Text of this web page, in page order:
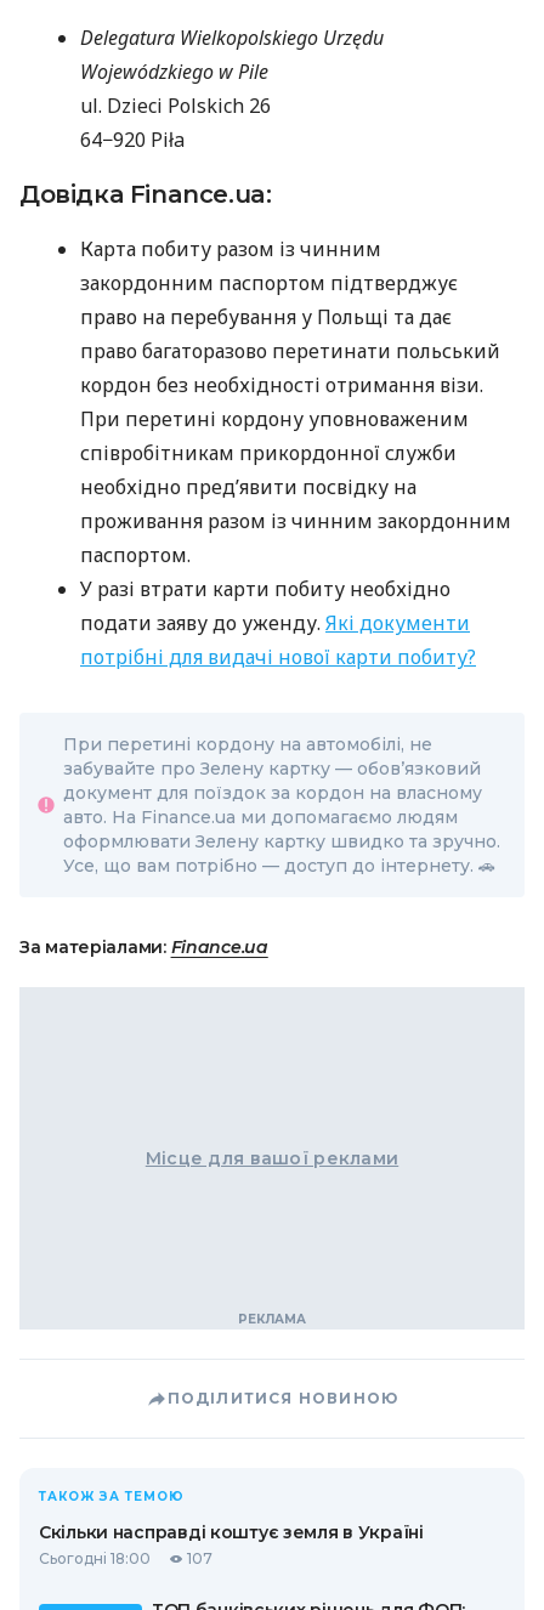
Delegatura Wielkopolskiego Urzędu
Wojewódzkiego w Pile
ul. Dzieci Polskich 26
64−920 Piła
Довідка Finance.ua:
Карта побиту разом із чинним
закордонним паспортом підтверджує
право на перебування у Польщі та дає
право багаторазово перетинати польський
кордон без необхідності отримання візи.
При перетині кордону уповноваженим
співробітникам прикордонної служби
необхідно пред’явити посвідку на
проживання разом із чинним закордонним
паспортом.
У разі втрати карти побиту необхідно
подати заяву до уженду. Які документи
потрібні для видачі нової карти побиту?
При перетині кордону на автомобілі, не
забувайте про Зелену картку — обов’язковий
документ для поїздок за кордон на власному
авто. На Finance.ua ми допомагаємо людям
оформлювати Зелену картку швидко та зручно.
Усе, що вам потрібно — доступ до інтернету. 🚗
За матеріалами: Finance.ua
Місце для вашої реклами
ПОДІЛИТИСЯ НОВИНОЮ
ТАКОЖ ЗА ТЕМОЮ
Скільки насправді коштує земля в Україні
Сьогодні 18:00 107